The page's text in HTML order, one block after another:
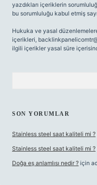
yazdıkları içeriklerin
bu sorumluluğu kabul etmiş
Hukuka ve yasal
içerikleri,
ilgili içerikler yasal süre
SON YORUMLAR
Stainless steel saat kaliteli mi ?
Stainless steel saat kaliteli mi ?
Doğa eş anlamlısı nedir ? için